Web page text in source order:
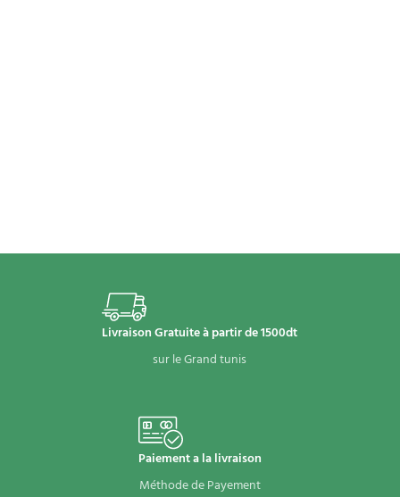
Livraison Gratuite à partir de 1500dt
sur le Grand tunis
Paiement a la livraison
Méthode de Payement